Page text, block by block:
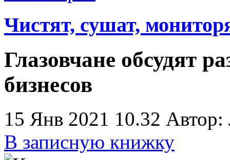
Чистят, сушат,
Глазовчане обсудят
бизнесов
15 Янв 2021 10.32
В записную книжку